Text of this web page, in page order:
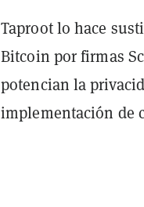
Taproot lo hace
Bitcoin por firmas
potencian la
implementación de